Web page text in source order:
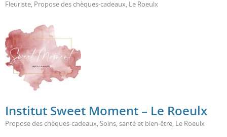
Fleuriste, Propose des chèques-cadeaux, Le Roeulx
Institut Sweet Moment – Le Roeulx
Propose des chèques-cadeaux, Soins, santé et bien-être, Le Roeulx